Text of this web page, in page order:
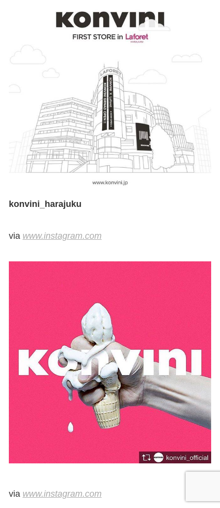
konvini_harajuku
via www.instagram.com
via www.instagram.com